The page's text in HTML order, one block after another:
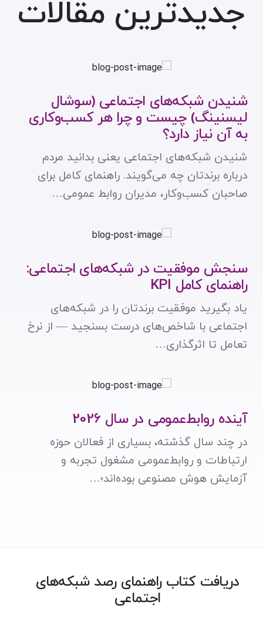
جدیدترین مقالات
شنیدن شبکه‌های اجتماعی (سوشال
لیسنینگ) چیست و چرا هر کسب‌وکاری
به آن نیاز دارد؟
شنیدن شبکه‌های اجتماعی یعنی بدانید مردم
درباره برندتان چه می‌گویند. راهنمای کامل برای
صاحبان کسب‌وکار، مدیران روابط عمومی…
سنجش موفقیت در شبکه‌های اجتماعی:
راهنمای کامل KPI
یاد بگیرید موفقیت برندتان را در شبکه‌های
اجتماعی با شاخص‌های درست بسنجید — از نرخ
تعامل تا اثرگذاری…
آینده روابط‌عمومی در سال 2026
در چند سال گذشته، بسیاری از فعالان حوزه
ارتباطات و روابط‌عمومی مشغول تجربه و
آزمایش هوش مصنوعی بوده‌اند؛…
دریافت کتاب راهنمای رصد شبکه‌های
اجتماعی